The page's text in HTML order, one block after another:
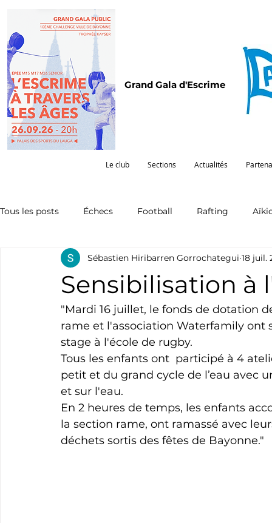
Grand Gala d'Escrime
Le club Sections Actualités
Tous les posts Échecs Football Rafting
Omnisports Partenariat Pelote Pentathlon
Natation Tennis Triathlon
Cyclotourisme Surf Basket
Sensibilisation
Sébastien Hiribarren Gorrochategui 18 juil.
"Mardi 16 juillet, le fonds de dotation
rame et l'association Waterfamily
stage à l'école de rugby.
Tous les enfants ont  participé à 4
petit et du grand cycle de l’eau avec
et sur l'eau.
En 2 heures de temps, les enfants
la section rame, ont ramassé avec
déchets sortis des fêtes de Bayonne."